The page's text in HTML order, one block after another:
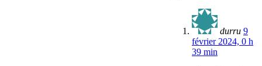
durru 9
février 2024, 0 h
39 min